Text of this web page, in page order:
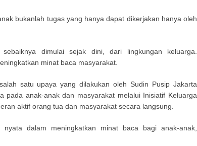
bukanlah tugas yang hanya dapat dikerjakan hanya oleh
dimulai sejak dini, dari lingkungan keluarga.
minat baca masyarakat.
satu upaya yang dilakukan oleh Sudin Pusip Jakarta
pada anak-anak dan masyarakat melalui Inisiatif Keluarga
aktif orang tua dan masyarakat secara langsung.
dalam meningkatkan minat baca bagi anak-anak,